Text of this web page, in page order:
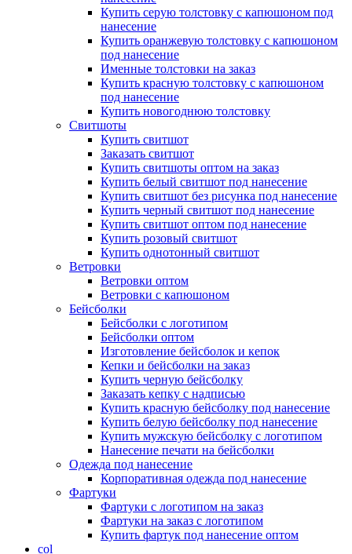
Купить серую толстовку с капюшоном под
нанесение
Купить оранжевую толстовку с капюшоном
под нанесение
Именные толстовки на заказ
Купить красную толстовку с капюшоном
под нанесение
Купить новогоднюю толстовку
Свитшоты
Купить свитшот
Заказать свитшот
Купить свитшоты оптом на заказ
Купить белый свитшот под нанесение
Купить свитшот без рисунка под нанесение
Купить черный свитшот под нанесение
Купить свитшот оптом под нанесение
Купить розовый свитшот
Купить однотонный свитшот
Ветровки
Ветровки оптом
Ветровки с капюшоном
Бейсболки
Бейсболки с логотипом
Бейсболки оптом
Изготовление бейсболок и кепок
Кепки и бейсболки на заказ
Купить черную бейсболку
Заказать кепку с надписью
Купить красную бейсболку под нанесение
Купить белую бейсболку под нанесение
Купить мужскую бейсболку с логотипом
Нанесение печати на бейсболки
Одежда под нанесение
Корпоративная одежда под нанесение
Фартуки
Фартуки с логотипом на заказ
Фартуки на заказ с логотипом
Купить фартук под нанесение оптом
col